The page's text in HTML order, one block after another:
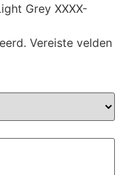
Grey XXXX-
Vereiste velden